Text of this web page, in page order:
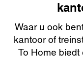
Waar u ook
kantoor of
To Home